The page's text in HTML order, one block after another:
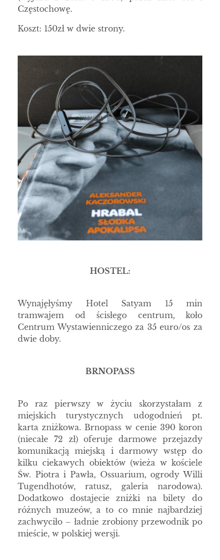
Częstochowę.
Koszt: 150zł w dwie strony.
HOSTEL:
Wynajęłyśmy Hotel Satyam 15 min
tramwajem od ścisłego centrum, koło
Centrum Wystawienniczego za 35 euro/os za
dwie doby.
BRNOPASS
Po raz pierwszy w życiu skorzystałam z
miejskich turystycznych udogodnień pt.
karta zniżkowa. Brnopass w cenie 390 koron
(niecałe 72 zł) oferuje darmowe przejazdy
komunikacją miejską i darmowy wstęp do
kilku ciekawych obiektów (wieża w kościele
Św. Piotra i Pawła, Ossuarium, ogrody Willi
Tugendhotów, ratusz, galeria narodowa).
Dodatkowo dostajecie zniżki na bilety do
różnych muzeów, a to co mnie najbardziej
zachwyciło – ładnie zrobiony przewodnik po
mieście, w polskiej wersji.